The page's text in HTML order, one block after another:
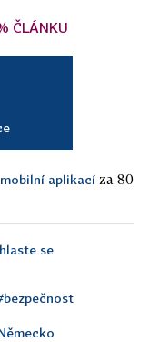
ČLÁNKU
aplikací za 80
se